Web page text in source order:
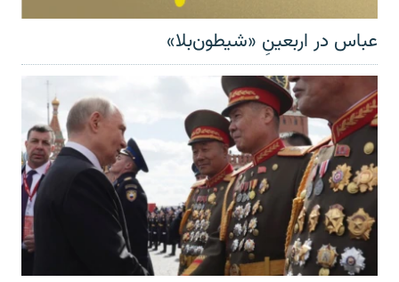
عباس در اربعینِ «شیطون‌بلا»